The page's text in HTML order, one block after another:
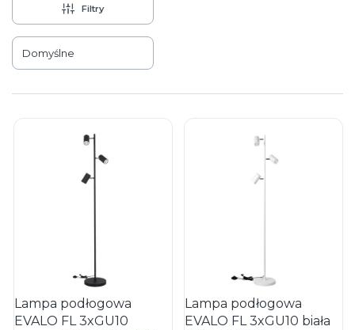
Filtry
Lista produktów
Domyślne
Lampa podłogowa
EVALO FL 3xGU10
Lampa podłogowa
EVALO FL 3xGU10 biała